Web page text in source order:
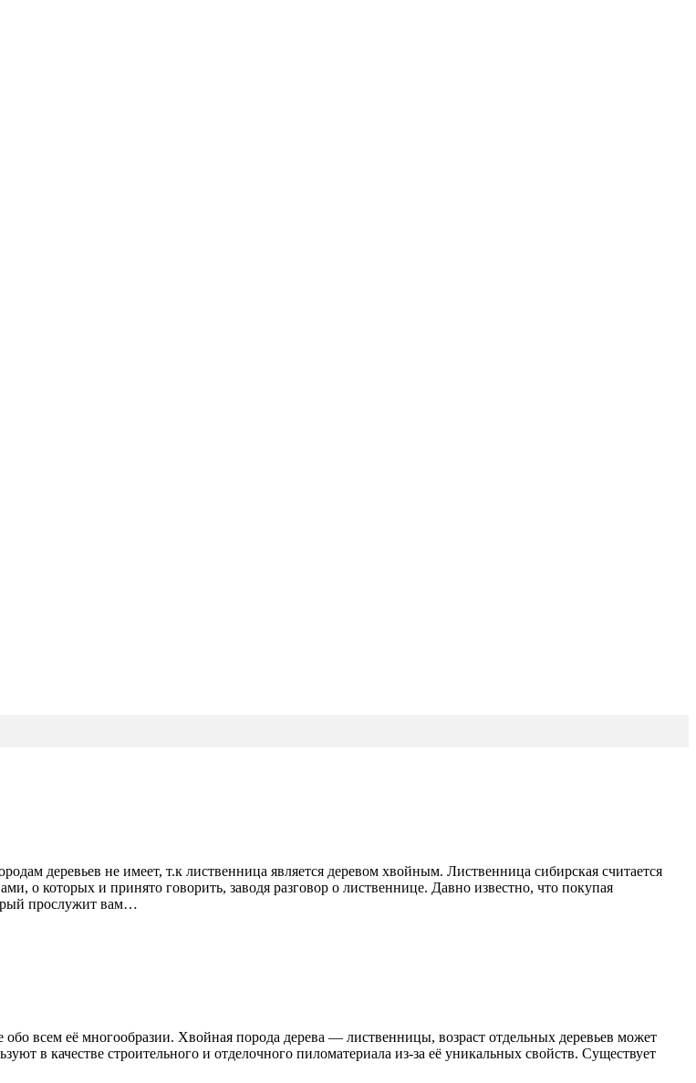
деревьев не имеет, т.к лиственница является деревом хвойным. Лиственница сибирская считается
о которых и принято говорить, заводя разговор о лиственнице. Давно известно, что покупая
прослужит вам…
всем её многообразии. Хвойная порода дерева — лиственницы, возраст отдельных деревьев может
в качестве строительного и отделочного пиломатериала из-за её уникальных свойств. Существует